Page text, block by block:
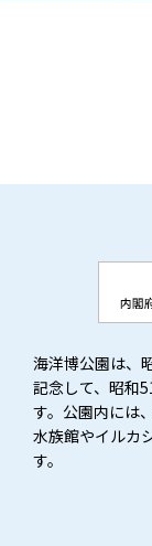
海洋博公園は、
記念して、昭和
す。公園内には
水族館やイルカ
す。